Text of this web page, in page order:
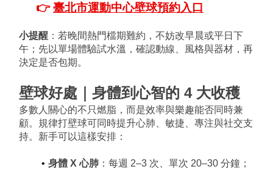
👉 臺北市運動中心壁球預約入口
小提醒 ：若晚間熱門檔期難約，不妨改早晨或平日下
午；先以單場體驗試水溫，確認動線、風格與器材，再
決定是否包期。
壁球好處｜身體到心智的 4 大收穫
多數人關心的不只燃脂，而是效率與樂趣能否同時兼
顧。規律打壁球可同時提升心肺、敏捷、專注與社交支
持。新手可以這樣安排：
身體 X 心肺：每週 2–3 次、單次 20–30 分鐘；